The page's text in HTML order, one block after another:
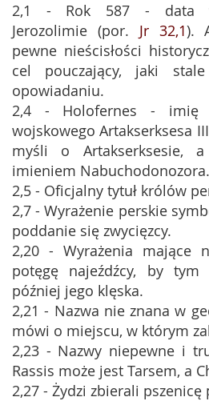
2,1 - Rok 587 - data
Jerozolimie (por. Jr 32,1).
pewne nieścisłości
cel pouczający, jaki
opowiadaniu.
2,4 - Holofernes - imię
wojskowego Artakserksesa
myśli o Artakserksesie,
imieniem Nabuchodonozora.
2,5 - Oficjalny tytuł królów
2,7 - Wyrażenie perskie
poddanie się zwycięzcy.
2,20 - Wyrażenia mające
potęgę najeźdźcy, by tym
później jego klęska.
2,21 - Nazwa nie znana w
mówi o miejscu, w którym
2,23 - Nazwy niepewne i
Rassis może jest Tarsem, a
2,27 - Żydzi zbierali